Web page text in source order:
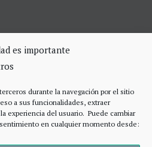
es importante
durante la navegación por el sitio
a sus funcionalidades, extraer
experiencia del usuario. Puede cambiar
en cualquier momento desde:
DE CERRAJERÍA
Madrid 75€
de alta seguridad
Accesos